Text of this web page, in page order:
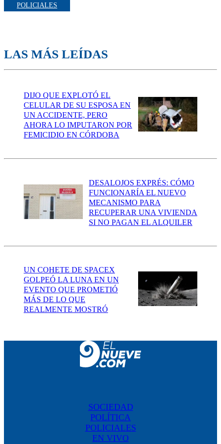
POLICIALES
LAS MÁS LEÍDAS
DIJO QUE EXPLOTÓ EL
CELULAR DE SU ESPOSA EN
UN ACCIDENTE, PERO
AHORA LO IMPUTARON POR
FEMICIDIO EN CÓRDOBA
DESALOJOS EXPRÉS: CÓMO
FUNCIONARÍA EL NUEVO
MECANISMO PARA
RECUPERAR UNA VIVIENDA
SI NO PAGAN EL ALQUILER
UN COHETE DE SPACEX
GOLPEÓ LA LUNA EN UN
EVENTO QUE PROMETIÓ
MÁS DE LO QUE
REALMENTE MOSTRÓ
SOCIEDAD
POLÍTICA
POLICIALES
EN VIVO